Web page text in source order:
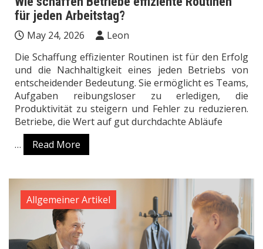
für jeden Arbeitstag?
May 24, 2026
Leon
Die Schaffung effizienter Routinen ist für den Erfolg
und die Nachhaltigkeit eines jeden Betriebs von
entscheidender Bedeutung. Sie ermöglicht es Teams,
Aufgaben reibungsloser zu erledigen, die
Produktivität zu steigern und Fehler zu reduzieren.
Betriebe, die Wert auf gut durchdachte Abläufe
…
Read More
Allgemeiner Artikel